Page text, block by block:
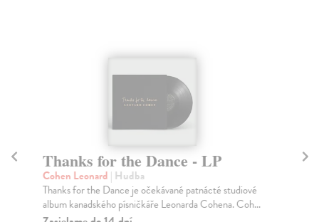
Thanks for the Dance - LP
Cohen Leonard | Hudba
Thanks for the Dance je očekávané patnácté studiové
album kanadského písničkáře Leonarda Cohena. Coh...